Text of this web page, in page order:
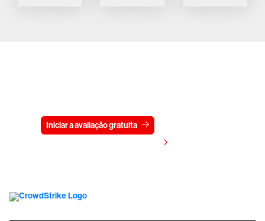
Iniciar a avaliação gratuita